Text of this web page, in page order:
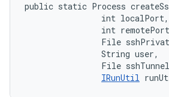
public static Process
                int localPort,
int
File
                String user,
File
IRunUtil